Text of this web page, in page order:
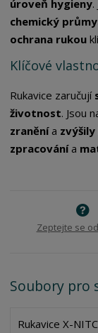
úroveň hygieny
chemický
ochrana rukou
Klíčové
Rukavice zaručují
životnost. Jsou
zraněnía
zpracovánía
Zeptejte se
Soubory pro
Rukavice X-